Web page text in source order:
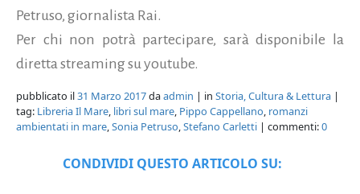
Petruso, giornalista Rai.
Per chi non potrà partecipare, sarà disponibile la
diretta streaming su youtube.
pubblicato il31 Marzo 2017daadmin | in Storia, Cultura & Lettura |
tag: Libreria Il Mare, libri sul mare, Pippo Cappellano, romanzi
ambientati in mare,Sonia Petruso,Stefano Carletti | commenti:0
CONDIVIDI QUESTO ARTICOLO SU: